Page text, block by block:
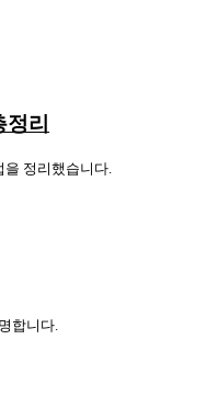
리
을 정리했습니다.
합니다.